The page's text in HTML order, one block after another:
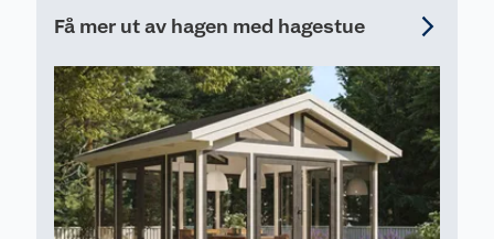
Få mer ut av hagen med hagestue